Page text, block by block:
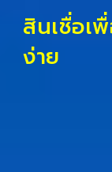
สินเชื่อเ
ง่าย